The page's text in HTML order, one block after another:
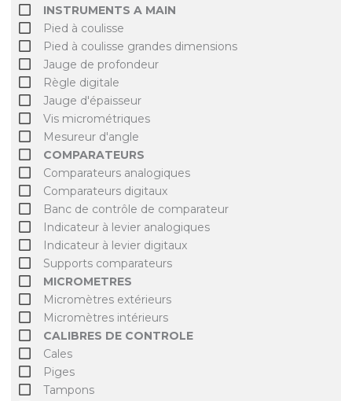
INSTRUMENTS A MAIN
Pied à coulisse
Pied à coulisse grandes dimensions
Jauge de profondeur
Règle digitale
Jauge d'épaisseur
Vis micrométriques
Mesureur d'angle
COMPARATEURS
Comparateurs analogiques
Comparateurs digitaux
Banc de contrôle de comparateur
Indicateur à levier analogiques
Indicateur à levier digitaux
Supports comparateurs
MICROMETRES
Micromètres extérieurs
Micromètres intérieurs
CALIBRES DE CONTROLE
Cales
Piges
Tampons